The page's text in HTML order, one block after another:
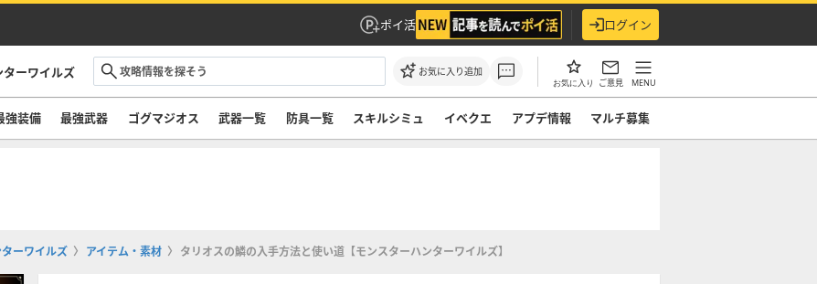
ポイ活 ログイン
ーワイルズ お気に入り追加
お気に入り ご意見 MENU
強装備 最強武器 ゴグマジオス 武器一覧 防具一覧 スキルシミュ イベクエ アプデ情報 マルチ募集
ーワイルズ アイテム・素材 タリオスの鱗の入手方法と使い道【モンスターハンターワイルズ】